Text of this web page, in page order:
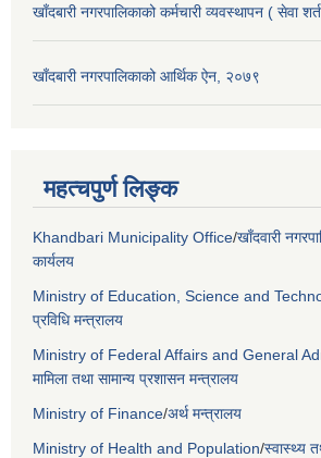
खाँदबारी नगरपालिकाको कर्मचारी व्यवस्थापन ( सेवा
खाँदबारी नगरपालिकाको आर्थिक ऐन, २०७९
महत्चपुर्ण लिङ्क
Khandbari Municipality Office/खाँदवारी
कार्यलय
Ministry of Education, Science and
प्रविधि मन्त्रालय
Ministry of Federal Affairs and General
मामिला तथा सामान्य प्रशासन मन्त्रालय
Ministry of Finance/अर्थ मन्त्रालय
Ministry of Health and Population/स्वास्थ्य